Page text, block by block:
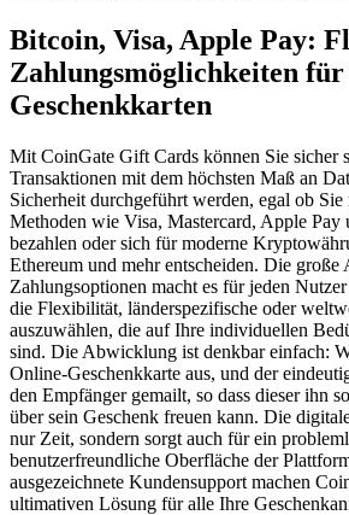
Bitcoin, Visa, Apple Pay:
Zahlungsmöglichkeiten
Geschenkkarten
Mit CoinGate Gift Cards können Sie sicher
Transaktionen mit dem höchsten Maß an
Sicherheit durchgeführt werden, egal ob
Methoden wie Visa, Mastercard, Apple Pay
bezahlen oder sich für moderne
Ethereum und mehr entscheiden. Die große
Zahlungsoptionen macht es für jeden
die Flexibilität, länderspezifische oder
auszuwählen, die auf Ihre individuellen
sind. Die Abwicklung ist denkbar einfach:
Online-Geschenkkarte aus, und der
den Empfänger gemailt, so dass dieser ihn
über sein Geschenk freuen kann. Die
nur Zeit, sondern sorgt auch für ein
benutzerfreundliche Oberfläche der
ausgezeichnete Kundensupport machen
ultimativen Lösung für alle Ihre